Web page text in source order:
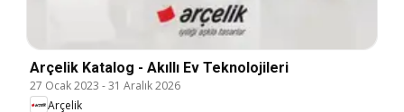
Arçelik Katalog - Akıllı Ev Teknolojileri
27 Ocak 2023 -31 Aralık 2026
Arçelik